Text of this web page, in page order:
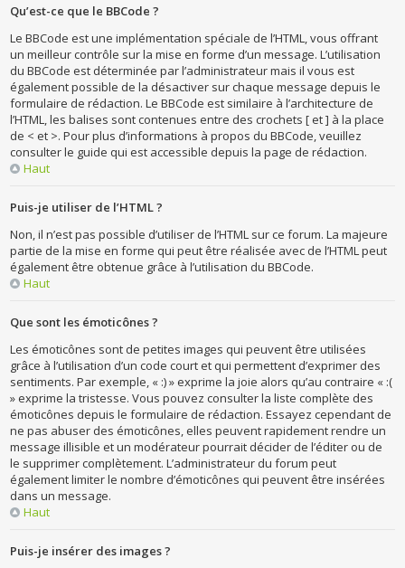
Qu’est-ce que le BBCode ?
Le BBCode est une implémentation spéciale de l’HTML, vous offrant
un meilleur contrôle sur la mise en forme d’un message. L’utilisation
du BBCode est déterminée par l’administrateur mais il vous est
également possible de la désactiver sur chaque message depuis le
formulaire de rédaction. Le BBCode est similaire à l’architecture de
l’HTML, les balises sont contenues entre des crochets [ et ] à la place
de < et >. Pour plus d’informations à propos du BBCode, veuillez
consulter le guide qui est accessible depuis la page de rédaction.
Haut
Puis-je utiliser de l’HTML ?
Non, il n’est pas possible d’utiliser de l’HTML sur ce forum. La majeure
partie de la mise en forme qui peut être réalisée avec de l’HTML peut
également être obtenue grâce à l’utilisation du BBCode.
Haut
Que sont les émoticônes ?
Les émoticônes sont de petites images qui peuvent être utilisées
grâce à l’utilisation d’un code court et qui permettent d’exprimer des
sentiments. Par exemple, « :) » exprime la joie alors qu’au contraire « :(
» exprime la tristesse. Vous pouvez consulter la liste complète des
émoticônes depuis le formulaire de rédaction. Essayez cependant de
ne pas abuser des émoticônes, elles peuvent rapidement rendre un
message illisible et un modérateur pourrait décider de l’éditer ou de
le supprimer complètement. L’administrateur du forum peut
également limiter le nombre d’émoticônes qui peuvent être insérées
dans un message.
Haut
Puis-je insérer des images ?